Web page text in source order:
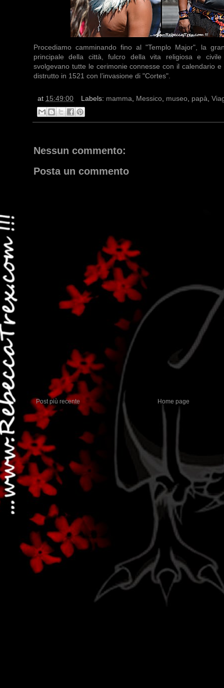
Procediamo camminando fino al "Templo Major", la
principale della città, fulcro della vita religiosa e civile
svolgevano tutte le cerimonie connesse con il calendario
distrutto in 1521 con l’invasione di "Cortes".
at 15:49:00 Labels: mamma, Messico, museo, papà,
Nessun commento:
Posta un commento
Post più recente Home page